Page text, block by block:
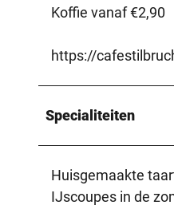
Koffie vanaf €2,90
https://
Specialiteiten
Huisgemaakte
IJscoupes in de